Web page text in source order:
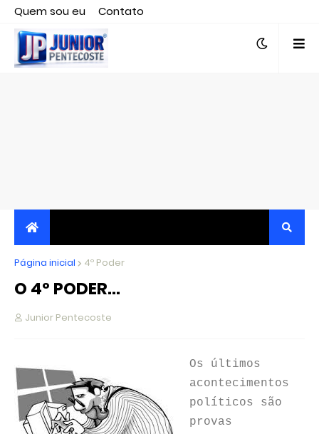
Quem sou eu
Contato
Editor responsável, jornalista Clovis Almeida.
JORNALISMO INDEPENDENTE, TRANSPARENTE E
CRÍTICO
Página inicial 4º Poder
O 4º PODER...
Junior Pentecoste
Os últimos
acontecimentos
políticos são
provas